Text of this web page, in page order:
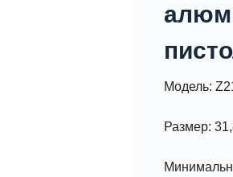
Модель:
Размер: